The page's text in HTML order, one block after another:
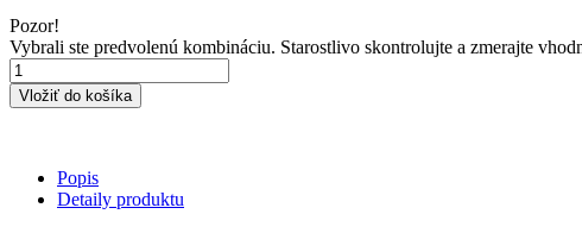
Pozor!
Vybrali ste predvolenú kombináciu. Starostlivo skontrolujte a zmerajte
Vložiť do košíka
Popis
Detaily produktu